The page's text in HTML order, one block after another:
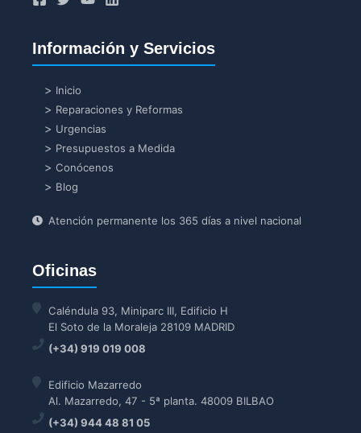
Información y Servicios
Inicio
Reparaciones y Reformas
Urgencias
Presupuestos a Medida
Conócenos
Blog
Atención permanente los 365 días a nivel nacional
Oficinas
Caléndula 93, Miniparc III, Edificio H
El Soto de la Moraleja 28109 MADRID
(+34) 919 019 008
Edificio Mazarredo
Al. Mazarredo, 47 - 5ª planta. 48009 BILBAO
(+34) 944 48 81 05